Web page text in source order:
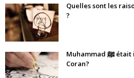
Quelles sont les
?
Muhammad ﷺ était illettré, donc qui a écrit le
Coran?